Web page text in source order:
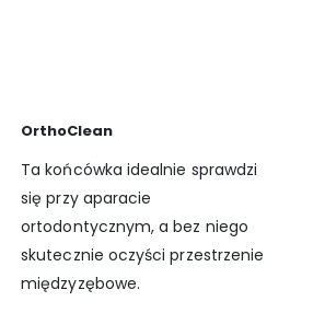
OrthoClean
Ta końcówka idealnie sprawdzi
się przy aparacie
ortodontycznym, a bez niego
skutecznie oczyści przestrzenie
międzyzębowe.